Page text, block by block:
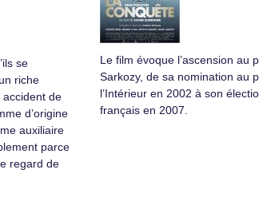
se
riche
de
d’origine
auxiliaire
parce
regard de
Le film évoque l’ascension au
Sarkozy, de sa nomination au
l’Intérieur en 2002 à son
français en 2007.